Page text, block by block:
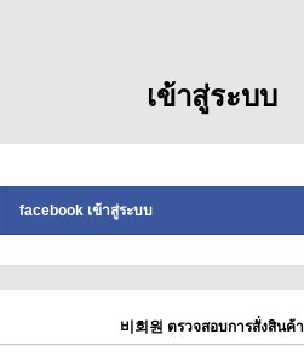
เข้าสู่ระบบ
facebook เข้าสู่ระบบ
비회원 ตรวจสอบการสั่งสินค้า